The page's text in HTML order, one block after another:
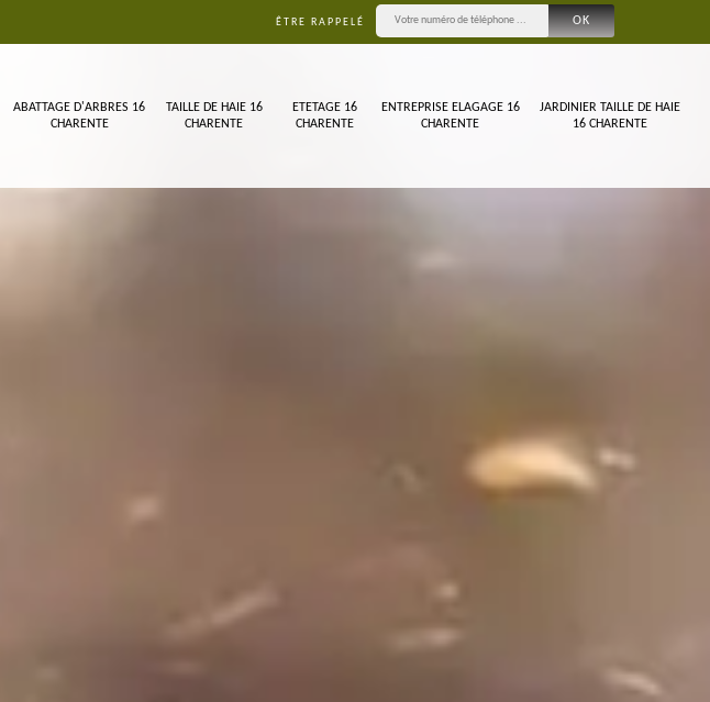
ÊTRE RAPPELÉ
ABATTAGE D'ARBRES 16
CHARENTE
TAILLE DE HAIE 16
CHARENTE
ETETAGE 16
CHARENTE
ENTREPRISE ELAGAGE 16
CHARENTE
JARDINIER TAILLE DE HAIE
16 CHARENTE